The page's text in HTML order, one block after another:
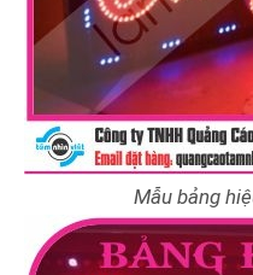
Mẫu bảng